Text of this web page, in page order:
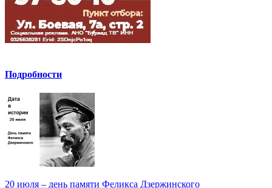
Подробности
20 июля – день памяти Феликса Дзержинского